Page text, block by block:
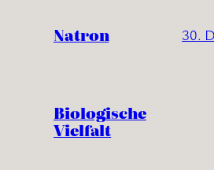
Natron 30.
Biologische
Vielfalt